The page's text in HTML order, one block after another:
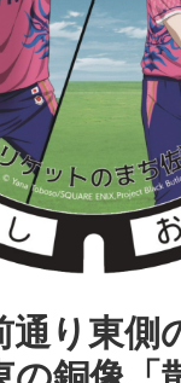
通り東側